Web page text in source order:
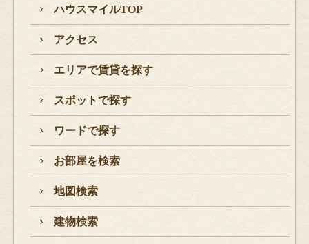
ハウスマイルTOP
アクセス
エリアで賃貸を探す
スポットで探す
ワードで探す
お部屋を検索
地図検索
建物検索